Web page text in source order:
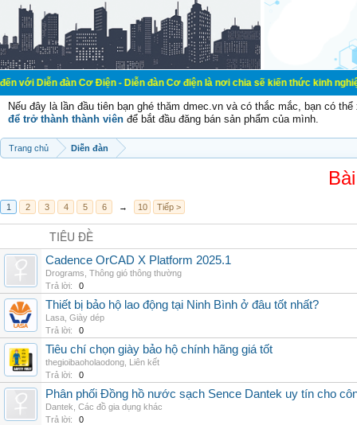
đàn Cơ Điện - Diễn đàn Cơ điện là nơi chia sẽ kiến thức kinh nghiệm trong
Nếu đây là lần đầu tiên bạn ghé thăm dmec.vn và có thắc mắc, bạn có
để trở thành thành viên để bắt đầu đăng bán sản phẩm của mình.
Trang chủ Diễn đàn
1 2 3 4 5 6 → 10 Tiếp >
TIÊU ĐỀ
Cadence OrCAD X Platform 2025.1
Drograms Thông gió thông thường
Trả lời:
0
Thiết bị bảo hộ lao động tại Ninh Bình ở đâu tốt nhất?
Lasa Giày dép
Trả lời:
0
Tiêu chí chọn giày bảo hộ chính hãng giá tốt
thegioibaoholaodong Liên kết
Trả lời:
0
Phân phối Đồng hồ nước sạch Sence Dantek uy tín cho
Dantek Các đồ gia dụng khác
Trả lời:
0